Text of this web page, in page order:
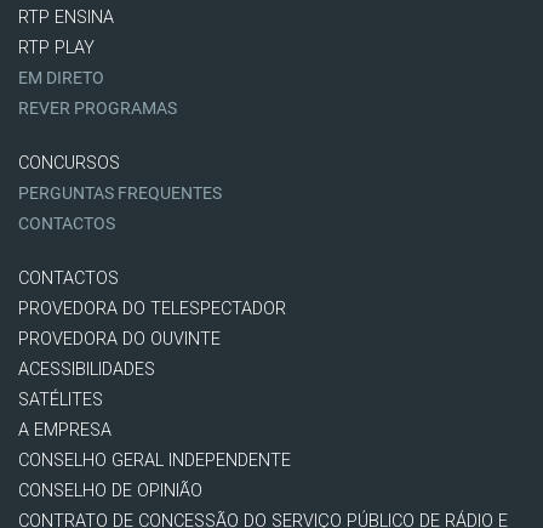
RTP ENSINA
RTP PLAY
EM DIRETO
REVER PROGRAMAS
CONCURSOS
PERGUNTAS FREQUENTES
CONTACTOS
CONTACTOS
PROVEDORA DO TELESPECTADOR
PROVEDORA DO OUVINTE
ACESSIBILIDADES
SATÉLITES
A EMPRESA
CONSELHO GERAL INDEPENDENTE
CONSELHO DE OPINIÃO
CONTRATO DE CONCESSÃO DO SERVIÇO PÚBLICO DE RÁDIO E